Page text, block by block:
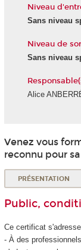
Niveau
Sans niveau
Niveau de
Sans niveau
Alice
Venez vous
reconnu pour
PRÉSENTATION
Public,
Ce certificat
- À des